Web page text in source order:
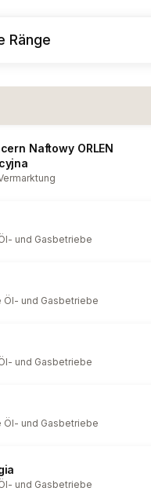
Ränge
Naftowy ORLEN
und Gasbetriebe
Öl- und Gasbetriebe
und Gasbetriebe
Öl- und Gasbetriebe
und Gasbetriebe